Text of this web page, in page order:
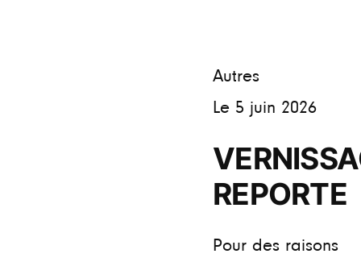
Autres
Le 5 juin 2026
REPORTE
Pour des raisons